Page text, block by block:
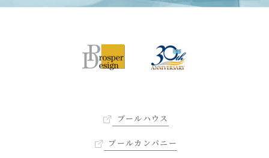
プールハウス
プールカンパニー